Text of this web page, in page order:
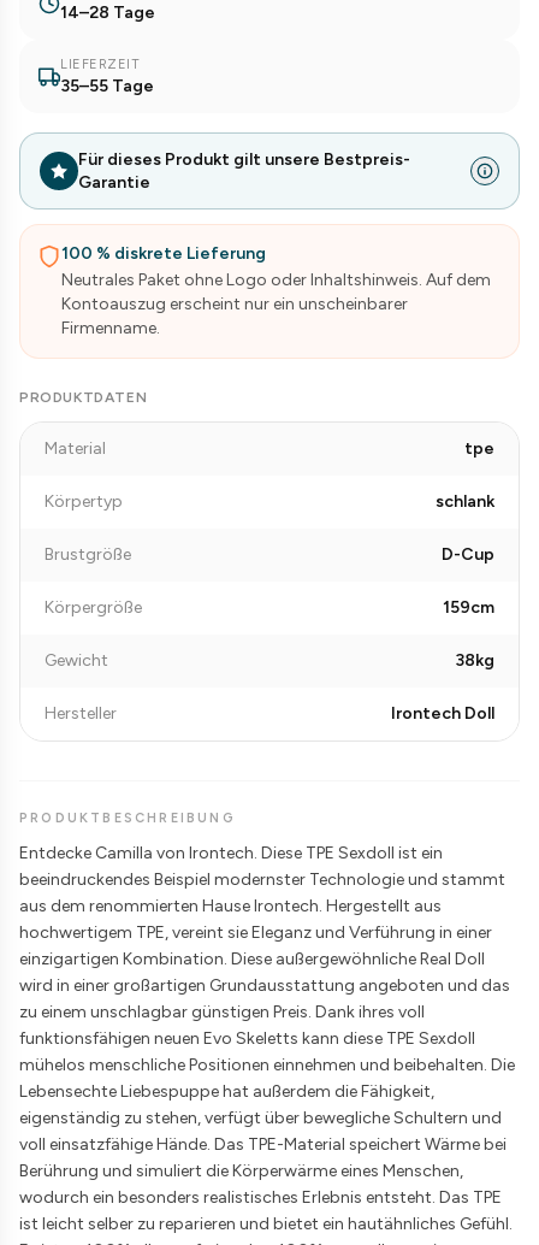
14–28 Tage
LIEFERZEIT
35–55 Tage
Für dieses Produkt gilt unsere Bestpreis-
Garantie
100 % diskrete Lieferung
Neutrales Paket ohne Logo oder Inhaltshinweis. Auf dem
Kontoauszug erscheint nur ein unscheinbarer
Firmenname.
PRODUKTDATEN
Material tpe
Körpertyp schlank
Brustgröße D-Cup
Körpergröße 159cm
Gewicht 38kg
Hersteller Irontech Doll
PRODUKTBESCHREIBUNG
Entdecke Camilla von Irontech. Diese TPE Sexdoll ist ein
beeindruckendes Beispiel modernster Technologie und stammt
aus dem renommierten Hause Irontech. Hergestellt aus
hochwertigem TPE, vereint sie Eleganz und Verführung in einer
einzigartigen Kombination. Diese außergewöhnliche Real Doll
wird in einer großartigen Grundausstattung angeboten und das
zu einem unschlagbar günstigen Preis. Dank ihres voll
funktionsfähigen neuen Evo Skeletts kann diese TPE Sexdoll
mühelos menschliche Positionen einnehmen und beibehalten. Die
Lebensechte Liebespuppe hat außerdem die Fähigkeit,
eigenständig zu stehen, verfügt über bewegliche Schultern und
voll einsatzfähige Hände. Das TPE-Material speichert Wärme bei
Berührung und simuliert die Körperwärme eines Menschen,
wodurch ein besonders realistisches Erlebnis entsteht. Das TPE
ist leicht selber zu reparieren und bietet ein hautähnliches Gefühl.